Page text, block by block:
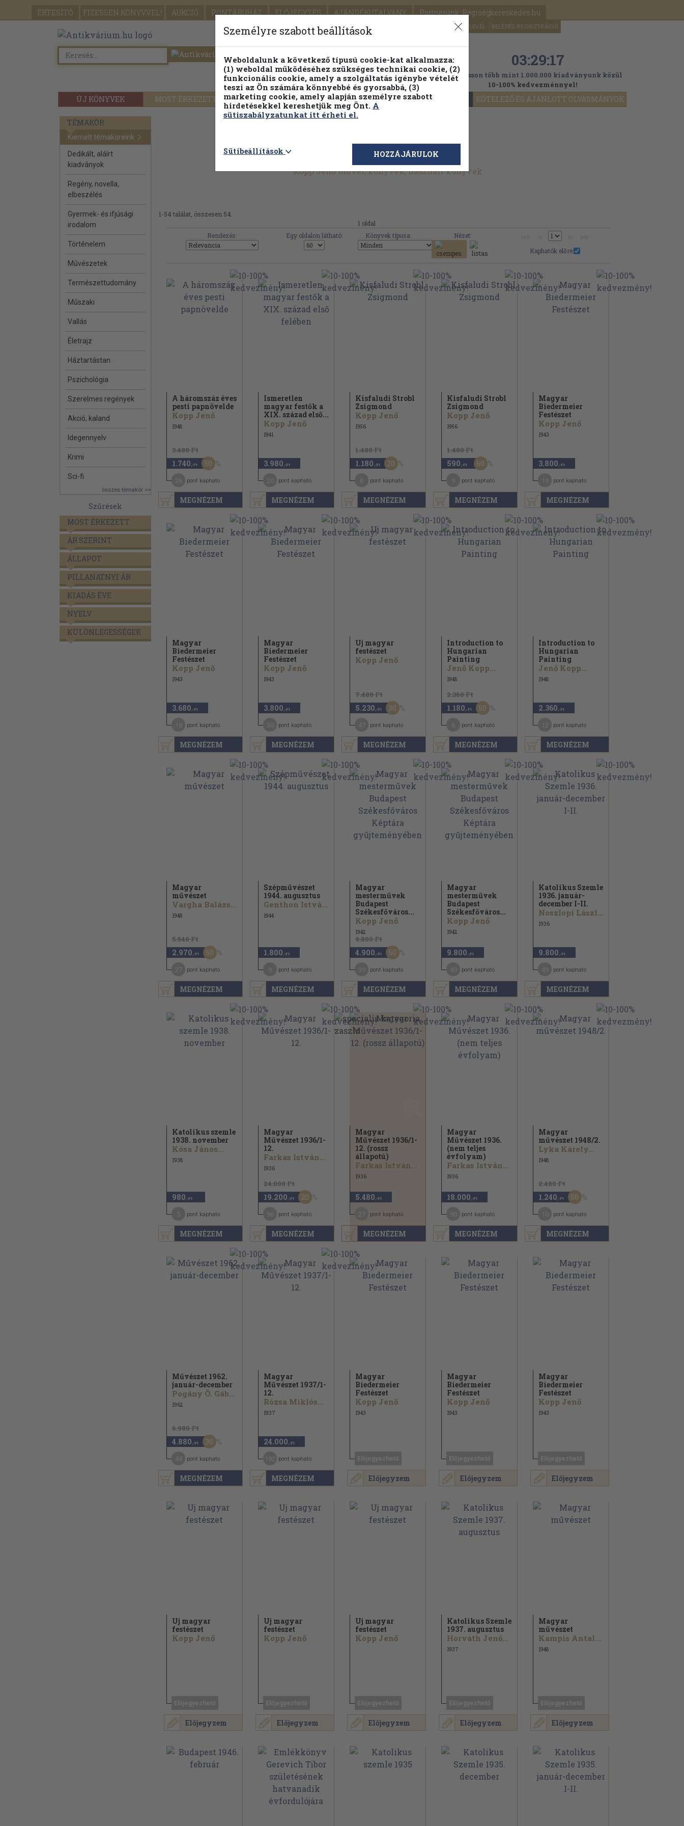
ÉRTESÍTŐ FIZESSEN KÖNYVVEL! AUKCIÓ PONTÁRUHÁZ ELŐJEGYZÉS AJÁNDÉKUTALVÁNY Partnerünk: Régiségkereskedés.hu
SEGÍTSÉG HÍRLEVÉL BELÉPÉS/REGISZTRÁCIÓ
ÚJ KÖNYVEK MOST ÉRKEZETT PILLANATNYI ÁRAINK FENNTARTHATÓ OLVASMÁNYOK KÖTELEZŐ ÉS AJÁNLOTT OLVASMÁNYOK
Részletes kereső Témaköri fa 03:29:14
Válogasson több mint 1.000.000 kiadványunk közül
10-100% kedvezménnyel!
TÉMAKÖR
Kiemelt témaköreink
Dedikált, aláírt
kiadványok
Regény, novella,
elbeszélés
Gyermek- és ifjúsági
irodalom
Történelem
Művészetek
Természettudomány
Műszaki
Vallás
Életrajz
Háztartástan
Pszichológia
Szerelmes regények
Akció, kaland
Idegennyelv
Krimi
Sci-fi
összes témakör >>
Szűrések
MOST ÉRKEZETT
ÁR SZERINT
ÁLLAPOT
PILLANATNYI ÁR
KIADÁS ÉVE
NYELV
KÜLÖNLEGESSÉGEK
Kopp Jenő művei, könyvek, használt könyvek
1-54 találat, összesen 54.
1 oldal
Rendezés:
Egy oldalon látható: Könyvek típusa:
Nézet:
Kaphatók előre:
MEGNÉZEM
A háromszáz éves
pesti papnövelde
Kopp Jenő
1948
3.480 Ft
1.740 ,-Ft 50
pont kapható
MEGNÉZEM
Ismeretlen
magyar festők a
XIX. század első...
Kopp Jenő
1941
3.980 ,-Ft
pont kapható
MEGNÉZEM
Kisfaludi Strobl
Zsigmond
Kopp Jenő
1956
1.480 Ft
1.180 ,-Ft 20
pont kapható
MEGNÉZEM
Kisfaludi Strobl
Zsigmond
Kopp Jenő
1956
1.480 Ft
590 ,-Ft 60
pont kapható
MEGNÉZEM
Magyar
Biedermeier
Festészet
Kopp Jenő
1943
3.800 ,-Ft
pont kapható
MEGNÉZEM
Magyar
Biedermeier
Festészet
Kopp Jenő
1943
3.680 ,-Ft
pont kapható
MEGNÉZEM
Magyar
Biedermeier
Festészet
Kopp Jenő
1943
3.800 ,-Ft
pont kapható
MEGNÉZEM
Uj magyar
festészet
Kopp Jenő
7.480 Ft
5.230 ,-Ft 30
pont kapható
MEGNÉZEM
Introduction to
Hungarian
Painting
Jenő Kopp...
1948
2.360 Ft
1.180 ,-Ft 50
pont kapható
MEGNÉZEM
Introduction to
Hungarian
Painting
Jenő Kopp...
1948
2.360 ,-Ft
pont kapható
MEGNÉZEM
Magyar
művészet
Vargha Balázs...
1948
5.940 Ft
2.970 ,-Ft 50
pont kapható
MEGNÉZEM
Szépművészet
1944. augusztus
Genthon István...
1944
1.800 ,-Ft
pont kapható
MEGNÉZEM
Magyar
mesterművek
Budapest
Székesfőváros...
Kopp Jenő
1942
9.800 Ft
4.900 ,-Ft 50
pont kapható
MEGNÉZEM
Magyar
mesterművek
Budapest
Székesfőváros...
Kopp Jenő
1942
9.800 ,-Ft
pont kapható
MEGNÉZEM
Katolikus Szemle
1936. január-
december I-II.
Noszlopi László...
1936
9.800 ,-Ft
pont kapható
MEGNÉZEM
Katolikus szemle
1938. november
Kósa János...
1938
980 ,-Ft
pont kapható
MEGNÉZEM
Magyar
Művészet 1936/1-
12.
Farkas István...
1936
24.000 Ft
19.200 ,-Ft 20
pont kapható
MEGNÉZEM
Magyar
Művészet 1936/1-
12. (rossz
állapotú)
Farkas István...
1936
5.480 ,-Ft
pont kapható
MEGNÉZEM
Magyar
Művészet 1936.
(nem teljes
évfolyam)
Farkas István...
1936
18.000 ,-Ft
pont kapható
MEGNÉZEM
Magyar
művészet 1948/2.
Lyka Károly...
1948
2.480 Ft
1.240 ,-Ft 50
pont kapható
MEGNÉZEM
Művészet 1962.
január-december
Pogány Ö. Gábor...
1962
6.980 Ft
4.880 ,-Ft 30
pont kapható
MEGNÉZEM
Magyar
Művészet 1937/1-
12.
Rózsa Miklós...
1937
24.000 ,-Ft
pont kapható
Előjegyzem
Magyar
Biedermeier
Festészet
Kopp Jenő
1943
Előjegyzem
Magyar
Biedermeier
Festészet
Kopp Jenő
1943
Előjegyzem
Magyar
Biedermeier
Festészet
Kopp Jenő
1943
Előjegyzem
Uj magyar
festészet
Kopp Jenő
Előjegyzem
Uj magyar
festészet
Kopp Jenő
Előjegyzem
Uj magyar
festészet
Kopp Jenő
Előjegyzem
Katolikus Szemle
1937. augusztus
Horváth Jenő...
1937
Előjegyzem
Magyar
művészet
Kampis Antal...
1948
Személyre szabott beállítások
Weboldalunk a következő típusú cookie-kat alkalmazza:
(1) weboldal működéséhez szükséges technikai cookie, (2)
funkcionális cookie, amely a szolgáltatás igénybe vételét
teszi az Ön számára könnyebbé és gyorsabbá, (3)
marketing cookie, amely alapján személyre szabott
hirdetésekkel kereshetjük meg Önt. A
sütiszabályzatunkat itt érheti el.
Sütibeállítások HOZZÁJÁRULOK